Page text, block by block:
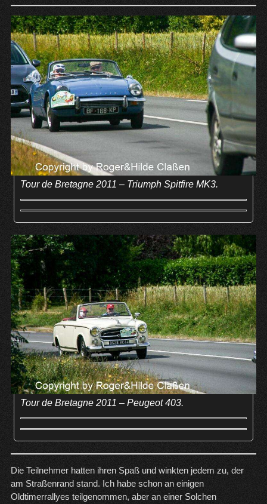
Tour de Bretagne 2011 – Triumph Spitfire MK3.
Tour de Bretagne 2011 – Peugeot 403.
Die Teilnehmer hatten ihren Spaß und winkten jedem zu, der
am Straßenrand stand. Ich habe schon an einigen
Oldtimerrallyes teilgenommen, aber an einer Solchen